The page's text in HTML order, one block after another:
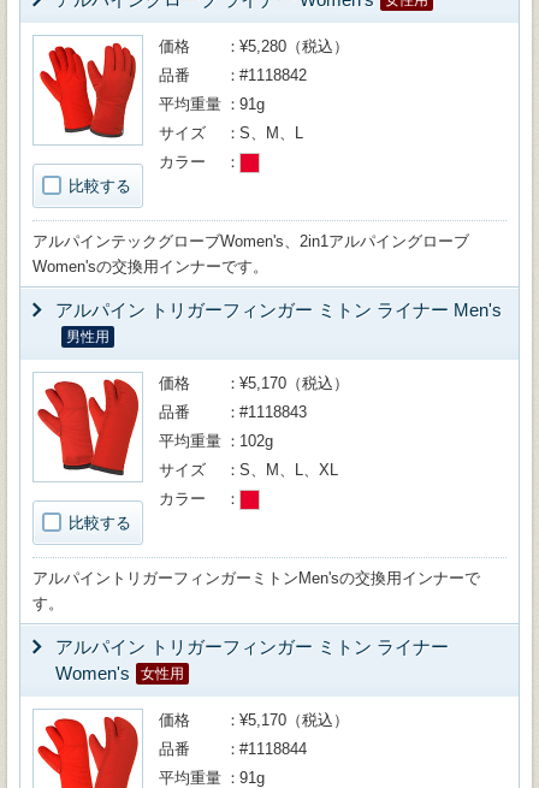
比較する
価格
¥5,280（税込）
品番
#1118842
平均重量
91g
サイズ
S、M、L
カラー
アルパインテックグローブWomen's、2in1アルパイングローブ
Women'sの交換用インナーです。
アルパイン トリガーフィンガー ミトン ライナー Men's
男性用
比較する
価格
¥5,170（税込）
品番
#1118843
平均重量
102g
サイズ
S、M、L、XL
カラー
アルパイントリガーフィンガーミトンMen'sの交換用インナーで
す。
アルパイン トリガーフィンガー ミトン ライナー
Women's
女性用
価格
¥5,170（税込）
品番
#1118844
平均重量
91g